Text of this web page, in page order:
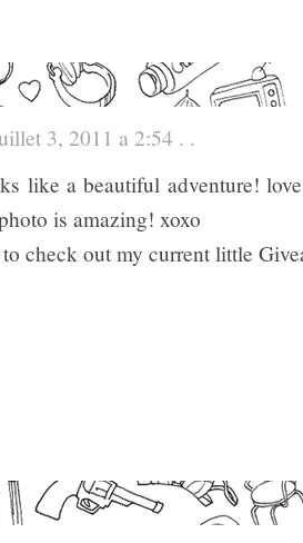
3, 2011 a 2:54 . .
like a beautiful adventure!
is amazing! xoxo
check out my current little